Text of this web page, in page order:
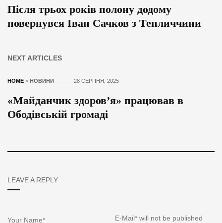
Після трьох років полону додому
повернувся Іван Сачков з Тепличчини
NEXT ARTICLES
HOME > НОВИНИ 28 СЕРПНЯ, 2025
«Майданчик здоров’я» працював в
Ободівській громаді
LEAVE A REPLY